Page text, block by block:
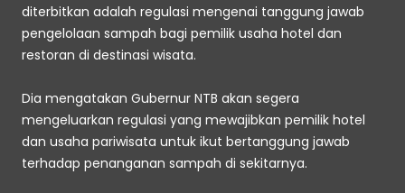
diterbitkan adalah regulasi mengenai tanggung jawab
pengelolaan sampah bagi pemilik usaha hotel dan
restoran di destinasi wisata.
Dia mengatakan Gubernur NTB akan segera
mengeluarkan regulasi yang mewajibkan pemilik hotel
dan usaha pariwisata untuk ikut bertanggung jawab
terhadap penanganan sampah di sekitarnya.